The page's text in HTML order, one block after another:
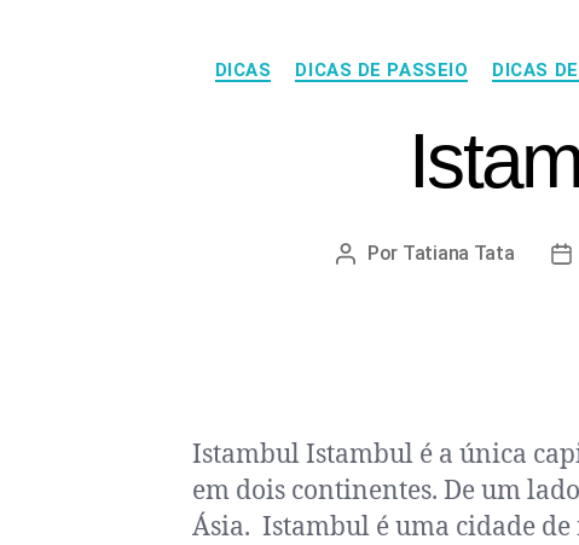
DICAS DICAS DE PASSEIO DICAS
Por Tatiana Tata
Istambul Istambul é a única
em dois continentes. De um
Ásia. Istambul é uma cidade de